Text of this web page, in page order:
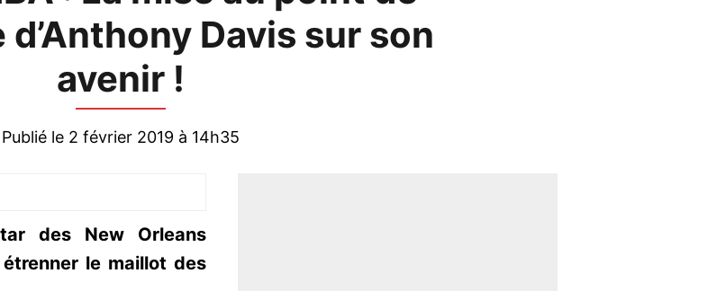
d’Anthony Davis sur son
avenir !
Publié le 2 février 2019 à 14h35
des New Orleans
le maillot des